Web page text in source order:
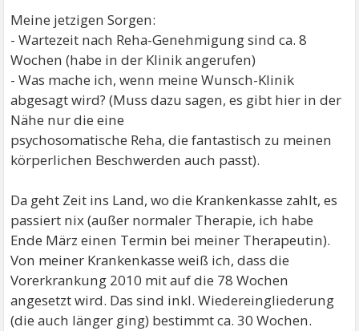
Meine jetzigen Sorgen:
- Wartezeit nach Reha-Genehmigung sind ca. 8
Wochen (habe in der Klinik angerufen)
- Was mache ich, wenn meine Wunsch-Klinik
abgesagt wird? (Muss dazu sagen, es gibt hier in der
Nähe nur die eine
psychosomatische Reha, die fantastisch zu meinen
körperlichen Beschwerden auch passt).
Da geht Zeit ins Land, wo die Krankenkasse zahlt, es
passiert nix (außer normaler Therapie, ich habe
Ende März einen Termin bei meiner Therapeutin).
Von meiner Krankenkasse weiß ich, dass die
Vorerkrankung 2010 mit auf die 78 Wochen
angesetzt wird. Das sind inkl. Wiedereingliederung
(die auch länger ging) bestimmt ca. 30 Wochen.